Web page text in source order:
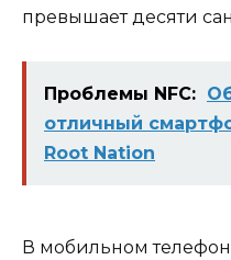
превышает десяти
Проблемы NFC:
отличный
Root Nation
В мобильном